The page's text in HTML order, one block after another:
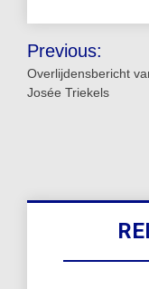
Bericht
navigatie
Previous:
Overlijdensbericht
Josée Triekels